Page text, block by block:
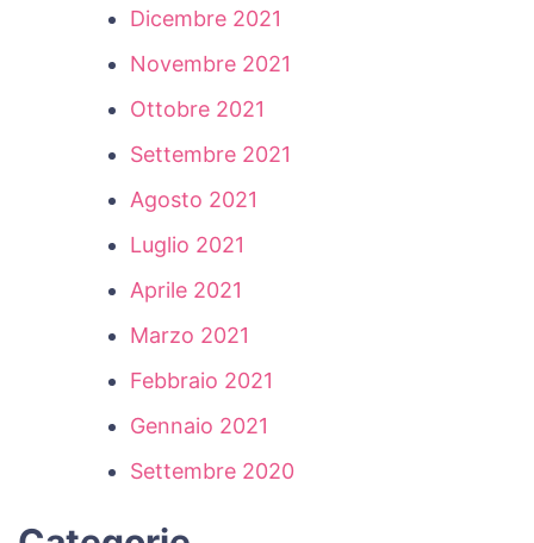
Dicembre 2021
Novembre 2021
Ottobre 2021
Settembre 2021
Agosto 2021
Luglio 2021
Aprile 2021
Marzo 2021
Febbraio 2021
Gennaio 2021
Settembre 2020